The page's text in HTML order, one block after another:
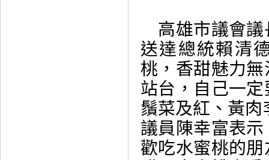
高雄市議會議
送達總統賴清
桃，香甜魅力
站台，自己一
鬚菜及紅、黃
議員陳幸富表
歡吃水蜜桃的